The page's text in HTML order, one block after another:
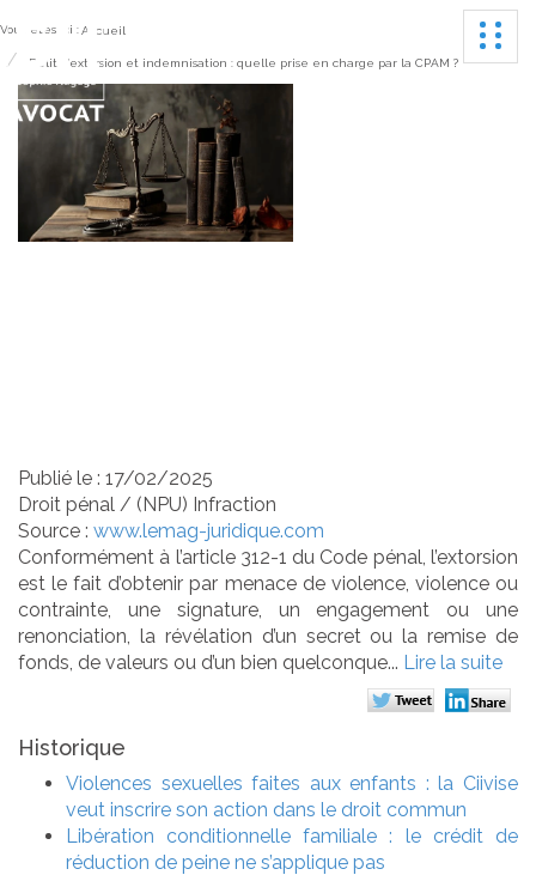
Vous êtes ici :Accueil
Délit d’extorsion et indemnisation : quelle prise en charge par la CPAM ?
Publié le : 17/02/2025
Droit pénal / (NPU) Infraction
Source : www.lemag-juridique.com
Conformément à l’article 312-1 du Code pénal, l’extorsion
est le fait d’obtenir par menace de violence, violence ou
contrainte, une signature, un engagement ou une
renonciation, la révélation d’un secret ou la remise de
fonds, de valeurs ou d’un bien quelconque... Lire la suite
Historique
Violences sexuelles faites aux enfants : la Ciivise
veut inscrire son action dans le droit commun
Libération conditionnelle familiale : le crédit de
réduction de peine ne s’applique pas